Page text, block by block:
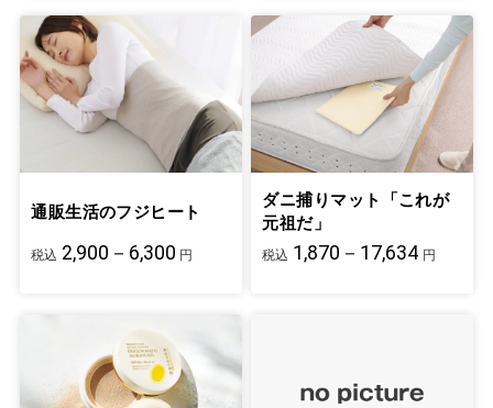
通販生活のフジヒート
税込 2,900－6,300 円
ダニ捕りマット「これが
元祖だ」
税込 1,870－17,634 円